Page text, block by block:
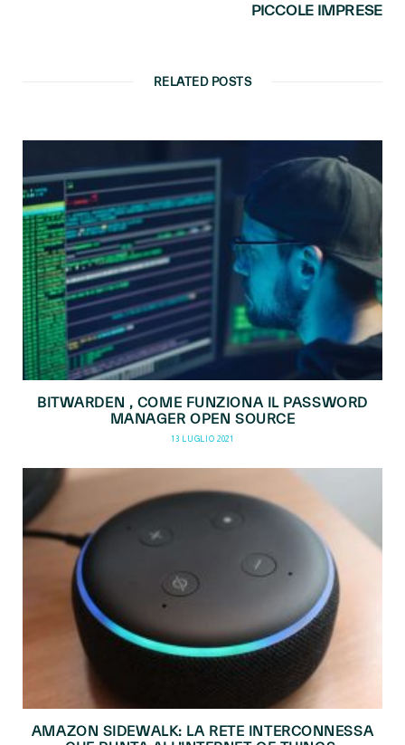
PICCOLE IMPRESE
RELATED POSTS
BITWARDEN , COME FUNZIONA IL PASSWORD
MANAGER OPEN SOURCE
13 LUGLIO 2021
AMAZON SIDEWALK: LA RETE INTERCONNESSA